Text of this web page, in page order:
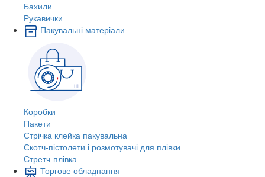
Бахили
Рукавички
Пакувальні матеріали
Коробки
Пакети
Стрічка клейка пакувальна
Скотч-пістолети і розмотувачі для плівки
Стретч-плівка
Торгове обладнання